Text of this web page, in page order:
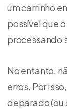
um carrinho
possível que
processando
No entanto,
erros. Por
deparado (ou